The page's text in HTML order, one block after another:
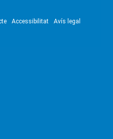
Accessibilitat Avís legal